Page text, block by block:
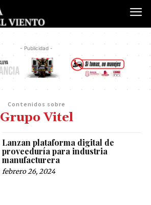
- Publicidad -
Contenidos sobre
Grupo Vitel
Lanzan plataforma digital de
proveeduría para industria
manufacturera
febrero 26, 2024